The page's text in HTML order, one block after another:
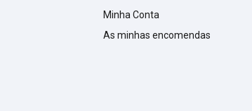
Minha Conta
As minhas encomendas